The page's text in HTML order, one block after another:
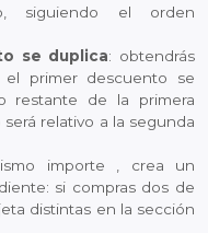
siguiendo el orden
se duplica: obtendrás
primer descuento se
restante de la primera
relativo a la segunda
importe , crea un
si compras dos de
distintas en la sección